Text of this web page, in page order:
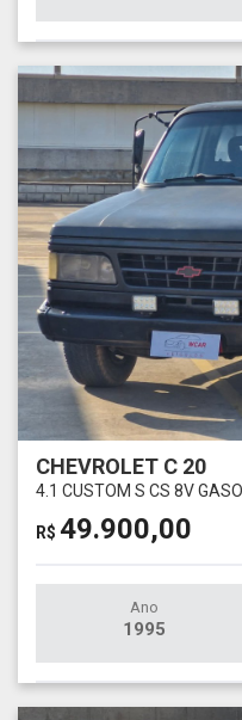
CHEVROLET C 20
4.1 CUSTOM S CS 8V
R$ 49.900,00
Ano
1995